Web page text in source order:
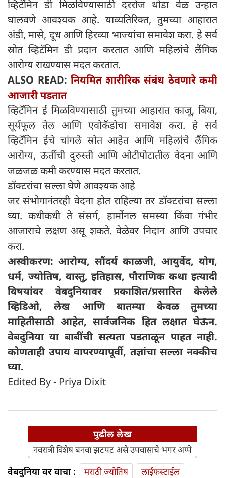
व्हिटॅमिन डी मिळविण्यासाठी दररोज थोडा वेळ उन्हात
घालवणे आवश्यक आहे. याव्यतिरिक्त, तुमच्या आहारात
अंडी, मासे, दूध आणि हिरव्या भाज्यांचा समावेश करा. हे सर्व
स्रोत व्हिटॅमिन डी प्रदान करतात आणि महिलांचे लैंगिक
आरोग्य राखण्यास मदत करतात.
ALSO READ: नियमित शारीरिक संबंध ठेवणारे कमी
आजारी पडतात
व्हिटॅमिन ई मिळविण्यासाठी तुमच्या आहारात काजू, बिया,
सूर्यफूल तेल आणि एवोकॅडोचा समावेश करा. हे सर्व
व्हिटॅमिन ईचे चांगले स्रोत आहेत आणि महिलांचे लैंगिक
आरोग्य, ऊतींची दुरुस्ती आणि ओटीपोटातील वेदना आणि
जळजळ कमी करण्यास मदत करतात.
डॉक्टरांचा सल्ला घेणे आवश्यक आहे
जर संभोगानंतरही वेदना होत राहिल्या तर डॉक्टरांचा सल्ला
घ्या. कधीकधी ते संसर्ग, हार्मोनल समस्या किंवा गंभीर
आजाराचे लक्षण असू शकते. वेळेवर निदान आणि उपचार
करा.
अस्वीकरण: आरोग्य, सौंदर्य काळजी, आयुर्वेद, योग,
धर्म, ज्योतिष, वास्तु, इतिहास, पौराणिक कथा इत्यादी
विषयांवर वेबदुनियावर प्रकाशित/प्रसारित केलेले
व्हिडिओ, लेख आणि बातम्या केवळ तुमच्या
माहितीसाठी आहेत, सार्वजनिक हित लक्षात घेऊन.
वेबदुनिया या बाबींची सत्यता पडताळून पाहत नाही.
कोणताही उपाय वापरण्यापूर्वी, तज्ञांचा सल्ला नक्कीच
घ्या.
Edited By - Priya Dixit
पुढील लेख
नवरात्री विशेष बनवा झटपट असे उपवासाचे भगर अप्पे
वेबदुनिया वर वाचा : मराठी ज्योतिष
लाईफस्टाईल